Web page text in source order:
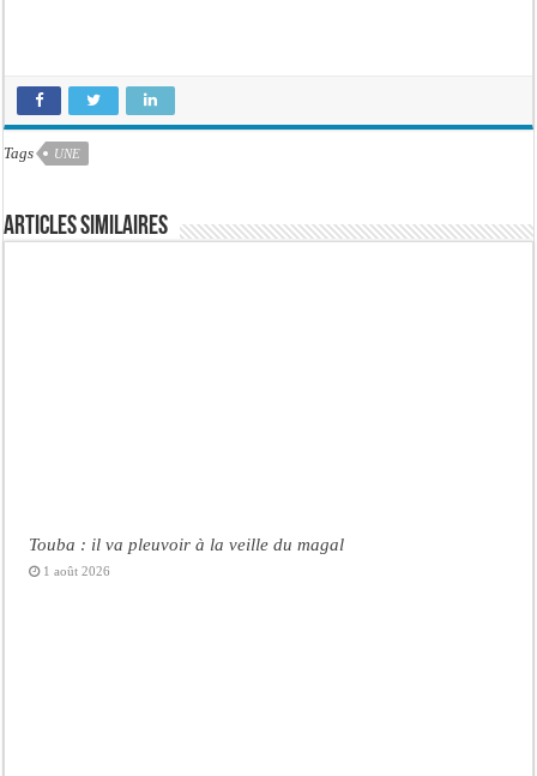
Tags UNE
Articles similaires
Touba : il va pleuvoir à la veille du magal
1 août 2026